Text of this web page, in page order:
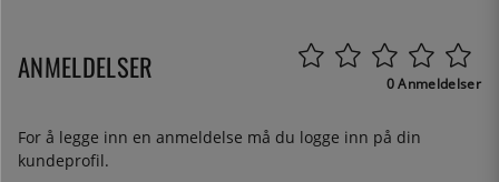
ANMELDELSER 0 Anmeldelser
For å legge inn en anmeldelse må du logge inn på din
kundeprofil.